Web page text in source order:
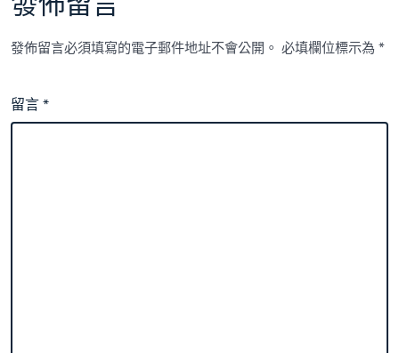
發佈留言必須填寫的電子郵件地址不會公開。 必填欄位標示為*
留言*